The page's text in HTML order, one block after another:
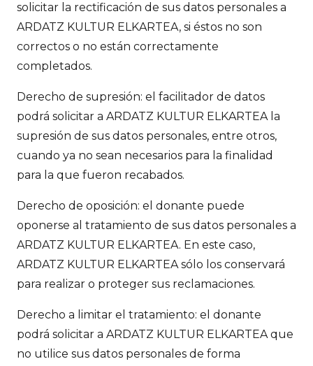
solicitar la rectificación de sus datos personales a
ARDATZ KULTUR ELKARTEA, si éstos no son
correctos o no están correctamente
completados.
Derecho de supresión: el facilitador de datos
podrá solicitar a ARDATZ KULTUR ELKARTEA la
supresión de sus datos personales, entre otros,
cuando ya no sean necesarios para la finalidad
para la que fueron recabados.
Derecho de oposición: el donante puede
oponerse al tratamiento de sus datos personales a
ARDATZ KULTUR ELKARTEA. En este caso,
ARDATZ KULTUR ELKARTEA sólo los conservará
para realizar o proteger sus reclamaciones.
Derecho a limitar el tratamiento: el donante
podrá solicitar a ARDATZ KULTUR ELKARTEA que
no utilice sus datos personales de forma